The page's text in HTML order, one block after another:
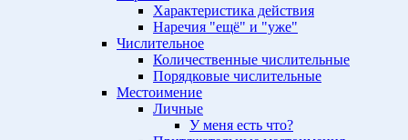
Характеристика действия
Наречия "ещё" и "уже"
Числительное
Количественные числительные
Порядковые числительные
Местоимение
Личные
У меня есть что?